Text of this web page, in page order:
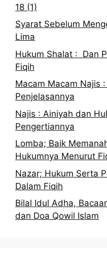
18 (1)
Syarat Sebelum
Lima
Hukum Shalat : Dan
Fiqih
Macam Macam Najis
Penjelasannya
Najis : Ainiyah dan
Pengertiannya
Lomba; Baik
Hukumnya Menurut
Nazar; Hukum Serta
Dalam Fiqih
Bilal Idul Adha,
dan Doa Qowil Islam